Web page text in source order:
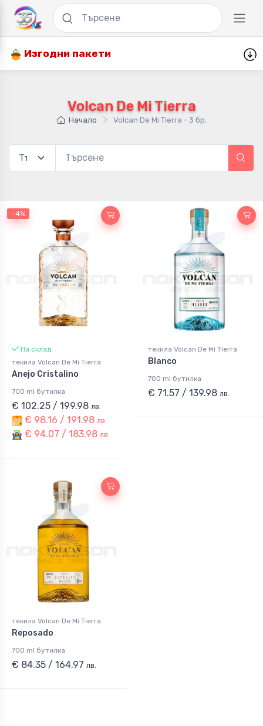
Изгодни пакети
Volcan De Mi Tierra
Начало Volcan De Mi Tierra - 3 бр.
-4%
На склад
текила Volcan De Mi Tierra
Anejo Cristalino
700 ml бутилка
€ 102.25 / 199.98 лв.
€ 98.16 / 191.98 лв.
€ 94.07 / 183.98 лв.
текила Volcan De Mi Tierra
Blanco
700 ml бутилка
€ 71.57 / 139.98 лв.
текила Volcan De Mi Tierra
Reposado
700 ml бутилка
€ 84.35 / 164.97 лв.